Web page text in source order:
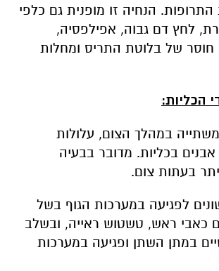
הנחיה זו מופנית גם כלפי
לחץ דם גבוה, אפילפסיה,
חוסר של בלוטת התריס ומחלות
הכליות:
במהלך הצום, עלולות
אבנים בכליות. מדובר בבעיה
בעתות צום.
לפגיעה במערכות הגוף בשל
כאבי ראש, טשטוש ראייה, ובשלב
במתן השתן ופגיעה במערכות